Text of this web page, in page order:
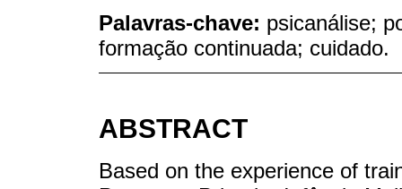
Palavras-chave: psicanálise;
formação continuada; cuidado.
ABSTRACT
Based on the experience of